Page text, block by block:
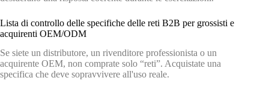
Lista di controllo delle specifiche delle reti B2B per grossisti e
acquirenti OEM/ODM
Se siete un distributore, un rivenditore professionista o un
acquirente OEM, non comprate solo “reti”. Acquistate una
specifica che deve sopravvivere all'uso reale.